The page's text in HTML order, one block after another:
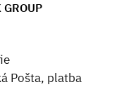
GROUP
Pošta, platba